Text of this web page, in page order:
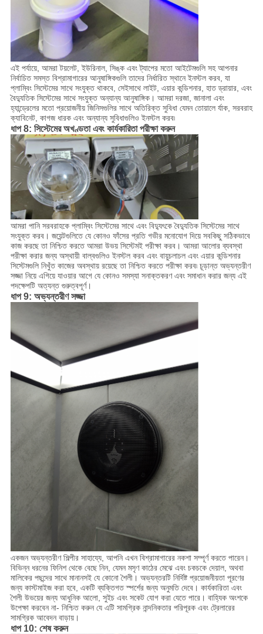
এই পর্যায়ে, আমরা টয়লেট, ইউরিনাল, সিঙ্ক এবং ট্যাপের মতো আইটেমগুলি সহ আপনার
নির্বাচিত সমস্ত বিশ্রামাগারের আনুষাঙ্গিকগুলি তাদের নির্ধারিত স্থানে ইনস্টল করব, যা
প্লাম্বিং সিস্টেমের সাথে সংযুক্ত থাকবে, সেইসাথে লাইট, এয়ার কন্ডিশনার, হাত ড্রায়ার, এবং
বৈদ্যুতিক সিস্টেমের সাথে সংযুক্ত অন্যান্য আনুষাঙ্গিক। আমরা দরজা, জানালা এবং
হ্যান্ড্রেলের মতো প্রয়োজনীয় জিনিসগুলির সাথে অতিরিক্ত সুবিধা যেমন তোয়ালে র্যাক, সরবরাহ
ক্যাবিনেট, কাগজ ধারক এবং অন্যান্য সুবিধাগুলিও ইনস্টল করব৷
ধাপ 8: সিস্টেমের অখণ্ডতা এবং কার্যকারিতা পরীক্ষা করুন
আমরা পানি সরবরাহকে প্লাম্বিং সিস্টেমের সাথে এবং বিদ্যুৎকে বৈদ্যুতিক সিস্টেমের সাথে
সংযুক্ত করব। জয়েন্টগুলিতে যে কোনও ফাঁসের প্রতি গভীর মনোযোগ দিয়ে সবকিছু সঠিকভাবে
কাজ করছে তা নিশ্চিত করতে আমরা উভয় সিস্টেমই পরীক্ষা করব। আমরা আলোর ব্যবস্থা
পরীক্ষা করার জন্য অস্থায়ী বাল্বগুলিও ইনস্টল করব এবং বায়ুচলাচল এবং এয়ার কন্ডিশনার
সিস্টেমগুলি নিখুঁত কাজের অবস্থায় রয়েছে তা নিশ্চিত করতে পরীক্ষা করব৷ চূড়ান্ত অভ্যন্তরীণ
সজ্জা নিয়ে এগিয়ে যাওয়ার আগে যে কোনও সমস্যা সনাক্তকরণ এবং সমাধান করার জন্য এই
পদক্ষেপটি অত্যন্ত গুরুত্বপূর্ণ।
ধাপ 9: অভ্যন্তরীণ সজ্জা
একজন অভ্যন্তরীণ শিল্পীর সাহায্যে, আপনি এখন বিশ্রামাগারের নকশা সম্পূর্ণ করতে পারেন।
বিভিন্ন ধরনের ফিনিশ থেকে বেছে নিন, যেমন মসৃণ কাঠের মেঝে এবং চকচকে দেয়াল, অথবা
মালিকের পছন্দের সাথে মানানসই যে কোনো শৈলী। অভ্যন্তরটি নির্দিষ্ট প্রয়োজনীয়তা পূরণের
জন্য কাস্টমাইজ করা হবে, একটি ব্যক্তিগত স্পর্শের জন্য অনুমতি দেবে। কার্যকারিতা এবং
শৈলী উভয়ের জন্য আধুনিক আলো, সুইচ এবং সকেট যোগ করা যেতে পারে। বাহ্যিক অংশকে
উপেক্ষা করবেন না- নিশ্চিত করুন যে এটি সামগ্রিক নান্দনিকতার পরিপূরক এবং ট্রেলারের
সামগ্রিক আবেদন বাড়ায়।
ধাপ 10: শেষ করুন